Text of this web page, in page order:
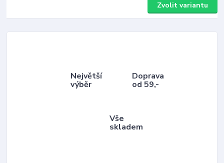
Zvolit variantu
Největší
výběr
Doprava
od 59,-
Vše
skladem